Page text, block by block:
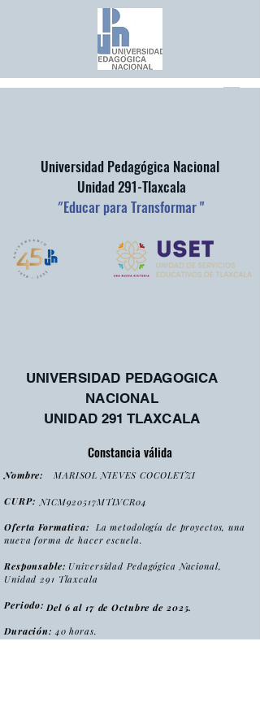
Universidad Pedagógica Nacional
Unidad 291-Tlaxcala
"Educar para Transformar "
UNIVERSIDAD PEDAGOGICA
NACIONAL
UNIDAD 291 TLAXCALA
Constancia válida
Nombre:
CURP:
Oferta Formativa: La metodología de proyectos, una
nueva forma de hacer escuela.
Responsable: Universidad Pedagógica Nacional,
Unidad 291 Tlaxcala
Periodo:
Duración: 40 horas.
MARISOL NIEVES COCOLETZI
NICM920517MTLVCR04
Del 6 al 17 de Octubre de 2025.